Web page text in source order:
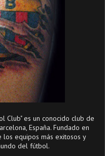
Club" es un conocido club de
España. Fundado en
los equipos más exitosos y
del fútbol.